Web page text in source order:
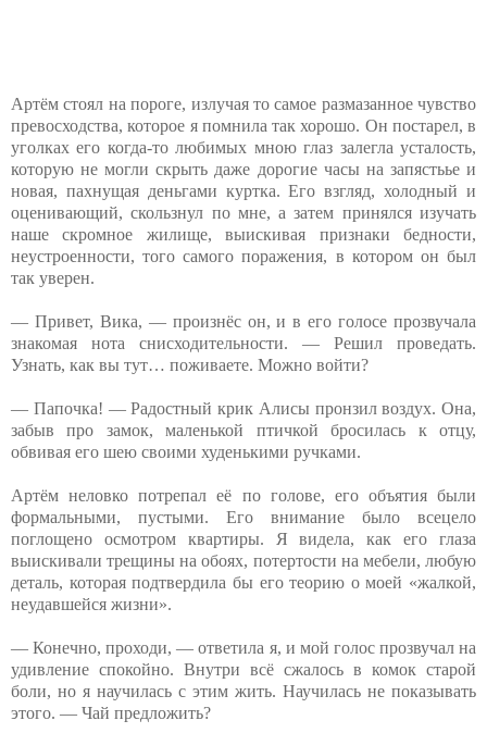
Артём стоял на пороге, излучая то самое размазанное чувство
превосходства, которое я помнила так хорошо. Он постарел, в
уголках его когда-то любимых мною глаз залегла усталость,
которую не могли скрыть даже дорогие часы на запястьье и
новая, пахнущая деньгами куртка. Его взгляд, холодный и
оценивающий, скользнул по мне, а затем принялся изучать
наше скромное жилище, выискивая признаки бедности,
неустроенности, того самого поражения, в котором он был
так уверен.
— Привет, Вика, — произнёс он, и в его голосе прозвучала
знакомая нота снисходительности. — Решил проведать.
Узнать, как вы тут… поживаете. Можно войти?
— Папочка! — Радостный крик Алисы пронзил воздух. Она,
забыв про замок, маленькой птичкой бросилась к отцу,
обвивая его шею своими худенькими ручками.
Артём неловко потрепал её по голове, его объятия были
формальными, пустыми. Его внимание было всецело
поглощено осмотром квартиры. Я видела, как его глаза
выискивали трещины на обоях, потертости на мебели, любую
деталь, которая подтвердила бы его теорию о моей «жалкой,
неудавшейся жизни».
— Конечно, проходи, — ответила я, и мой голос прозвучал на
удивление спокойно. Внутри всё сжалось в комок старой
боли, но я научилась с этим жить. Научилась не показывать
этого. — Чай предложить?